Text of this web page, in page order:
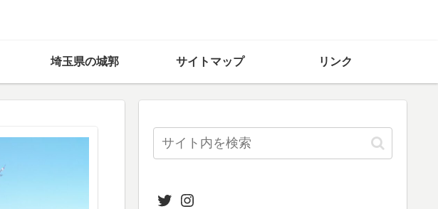
埼玉県の城郭 サイトマップ リンク
Twitter